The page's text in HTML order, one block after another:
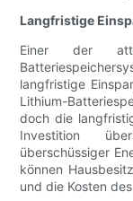
Langfristige
Einer der
langfristige
Lithium-
doch die
Investition
überschüssiger
können
und die Kosten